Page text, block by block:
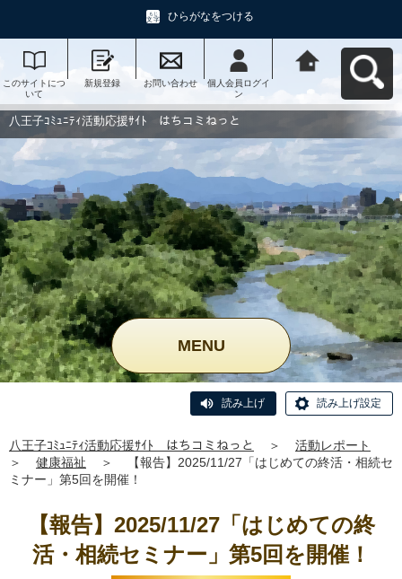
ひらがなをつける
このサイトにつ
いて
新規登録 お問い合わせ
個人会員ログイ
ン
動応援ｻｲﾄ はち
コミねっとへ戻
八王子ｺﾐｭﾆﾃｨ活動応援ｻｲﾄ はちコミねっと
MENU
読み上げ 読み上げ設定
八王子ｺﾐｭﾆﾃｨ活動応援ｻｲﾄ はちコミねっと ＞
活動レポート
＞
健康福祉 ＞
【報告】2025/11/27「はじめての終活・相続セ
ミナー」第5回を開催！
【報告】2025/11/27「はじめての終
活・相続セミナー」第5回を開催！